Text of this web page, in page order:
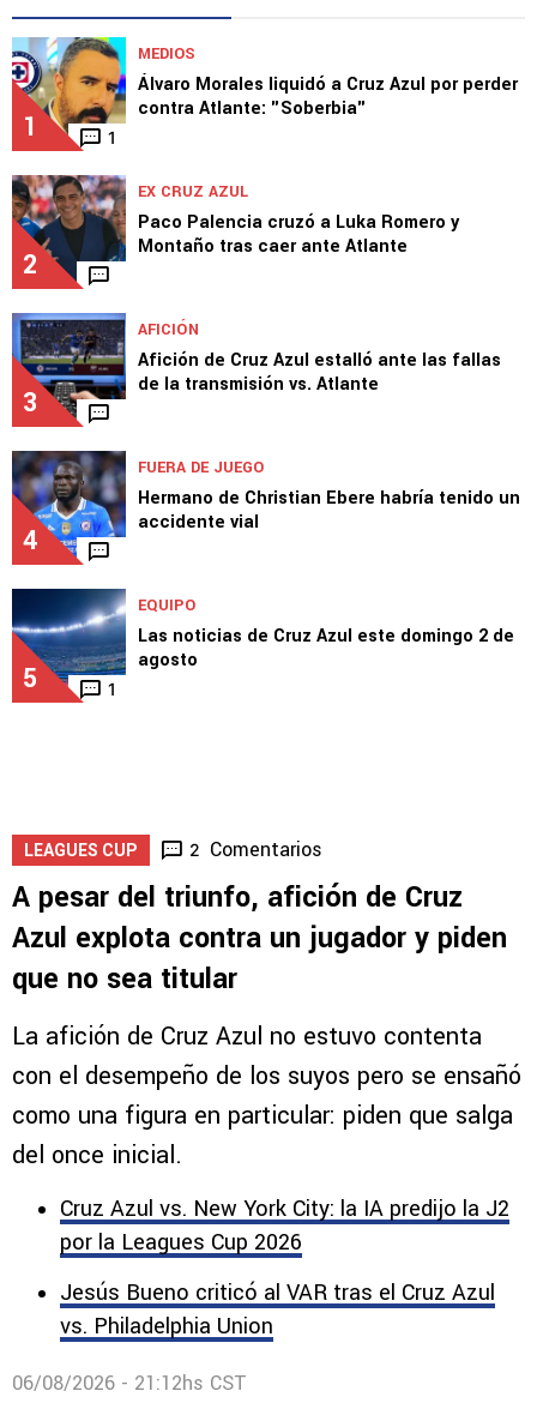
1 1
MEDIOS
Álvaro Morales liquidó a Cruz Azul por perder
contra Atlante: "Soberbia"
2
EX CRUZ AZUL
Paco Palencia cruzó a Luka Romero y
Montaño tras caer ante Atlante
3
AFICIÓN
Afición de Cruz Azul estalló ante las fallas
de la transmisión vs. Atlante
4
FUERA DE JUEGO
Hermano de Christian Ebere habría tenido un
accidente vial
5 1
EQUIPO
Las noticias de Cruz Azul este domingo 2 de
agosto
LEAGUES CUP 2 Comentarios
A pesar del triunfo, afición de Cruz
Azul explota contra un jugador y piden
que no sea titular
La afición de Cruz Azul no estuvo contenta
con el desempeño de los suyos pero se ensañó
como una figura en particular: piden que salga
del once inicial.
Cruz Azul vs. New York City: la IA predijo la J2
por la Leagues Cup 2026
Jesús Bueno criticó al VAR tras el Cruz Azul
vs. Philadelphia Union
06/08/2026 - 21:12hs CST